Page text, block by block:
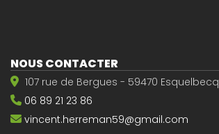
NOUS CONTACTER
107 rue de Bergues - 59470 Esquelbecq
06 89 21 23 86
vincent.herreman59@gmail.com